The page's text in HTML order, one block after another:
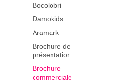
Bocolobri
Damokids
Aramark
Brochure de
présentation
Brochure
commerciale